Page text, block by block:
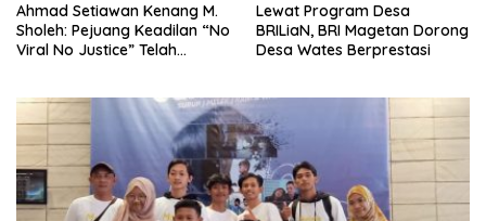
Ahmad Setiawan Kenang M.
Sholeh: Pejuang Keadilan “No
Viral No Justice” Telah
Lewat Program Desa
BRILiaN, BRI Magetan Dorong
Desa Wates Berprestasi